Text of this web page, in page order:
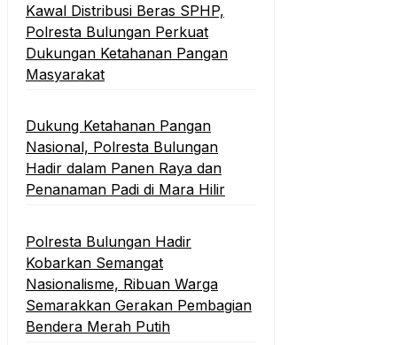
Kawal Distribusi Beras SPHP,
Polresta Bulungan Perkuat
Dukungan Ketahanan Pangan
Masyarakat
Dukung Ketahanan Pangan
Nasional, Polresta Bulungan
Hadir dalam Panen Raya dan
Penanaman Padi di Mara Hilir
Polresta Bulungan Hadir
Kobarkan Semangat
Nasionalisme, Ribuan Warga
Semarakkan Gerakan Pembagian
Bendera Merah Putih